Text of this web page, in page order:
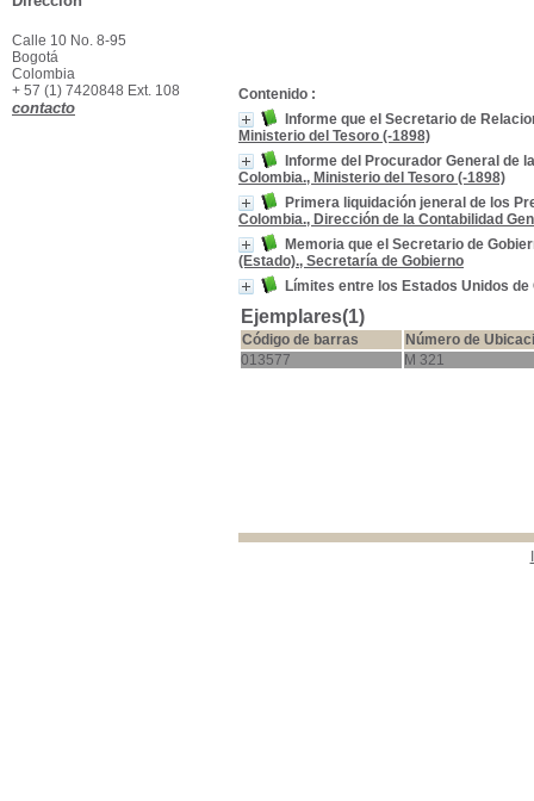
Contenido :
Informe que el Secretario de
Ministerio del Tesoro (-1898)
Informe del Procurador General de
Colombia., Ministerio del Tesoro (-1898)
Primera liquidación jeneral de los
Colombia., Dirección de la Contabilidad
Memoria que el Secretario de
(Estado)., Secretaría de Gobierno
Límites entre los Estados Unidos
Ejemplares(1)
Código de barras
Número de
013577
M 321
Calle 10 No. 8-95
Bogotá
Colombia
+ 57 (1) 7420848 Ext. 108
contacto